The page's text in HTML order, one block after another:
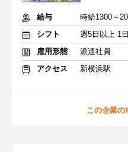
給与
時給1300～
シフト
週5日以上 1
雇用形態
派遣社員
アクセス
新横浜駅
この企業の